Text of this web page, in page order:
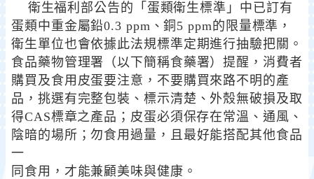
衛生福利部公告的「蛋類衛生標準」中已訂有
蛋類中重金屬鉛0.3 ppm、銅5 ppm的限量標準，
衛生單位也會依據此法規標準定期進行抽驗把關。
食品藥物管理署（以下簡稱食藥署）提醒，消費者
購買及食用皮蛋要注意，不要購買來路不明的產
品，挑選有完整包裝、標示清楚、外殼無破損及取
得CAS標章之產品；皮蛋必須保存在常溫、通風、
陰暗的場所；勿食用過量，且最好能搭配其他食品
一
同食用，才能兼顧美味與健康。